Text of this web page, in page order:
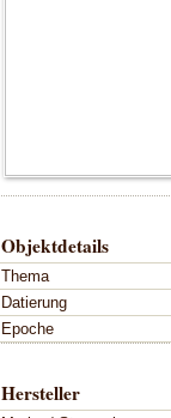
Objektdetails
Thema
Datierung
Epoche
Hersteller